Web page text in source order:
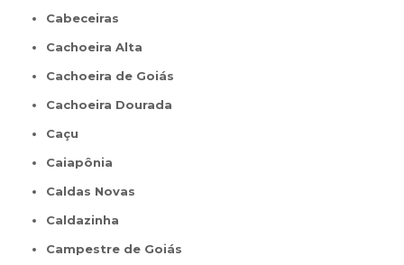
Cabeceiras
Cachoeira Alta
Cachoeira de Goiás
Cachoeira Dourada
Caçu
Caiapônia
Caldas Novas
Caldazinha
Campestre de Goiás